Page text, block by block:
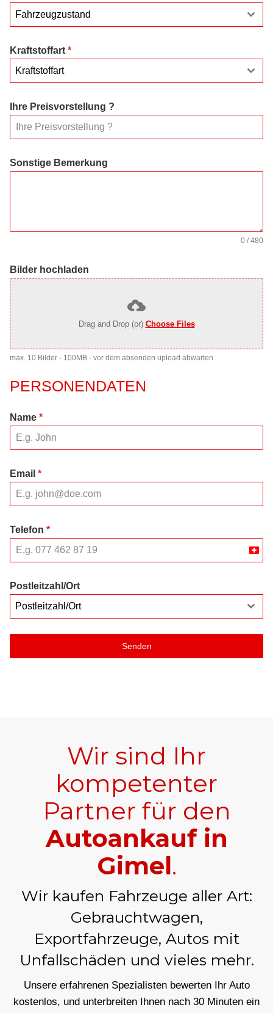
Fahrzeugzustand
Kraftstoffart *
Kraftstoffart
Ihre Preisvorstellung ?
Sonstige Bemerkung
0 / 480
Bilder hochladen
Drag and Drop (or) Choose Files
max. 10 Bilder - 100MB - vor dem absenden upload abwarten
PERSONENDATEN
Name *
Email *
Telefon *
Postleitzahl/Ort
Postleitzahl/Ort
Senden
Wir sind Ihr
kompetenter
Partner für den
Autoankauf in
Gimel.
Wir kaufen Fahrzeuge aller Art:
Gebrauchtwagen,
Exportfahrzeuge, Autos mit
Unfallschäden und vieles mehr.
Unsere erfahrenen Spezialisten bewerten Ihr Auto
kostenlos, und unterbreiten Ihnen nach 30 Minuten ein